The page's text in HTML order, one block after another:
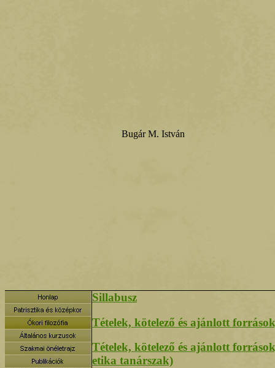
Bugár M. István
Sillabusz
Tételek, kötelező és ajánlott
Tételek, kötelező és ajánlott
etika tanárszak)